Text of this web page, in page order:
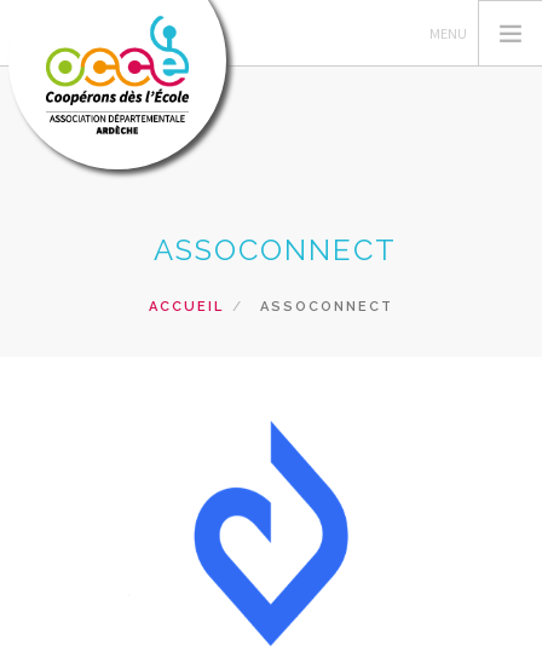
GERER SA COOPERATIVEASSOCONNECT
ACCUEIL ASSOCONNECT